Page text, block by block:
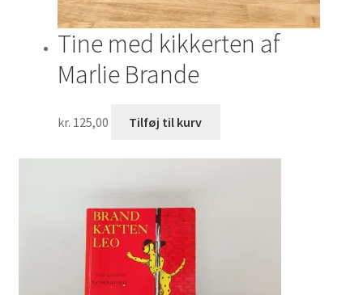
Tine med kikkerten af
Marlie Brande
kr. 125,00 Tilføj til kurv